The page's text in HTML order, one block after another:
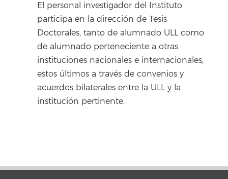
El personal investigador del Instituto
participa en la dirección de Tesis
Doctorales, tanto de alumnado ULL como
de alumnado perteneciente a otras
instituciones nacionales e internacionales,
estos últimos a través de convenios y
acuerdos bilaterales entre la ULL y la
institución pertinente.